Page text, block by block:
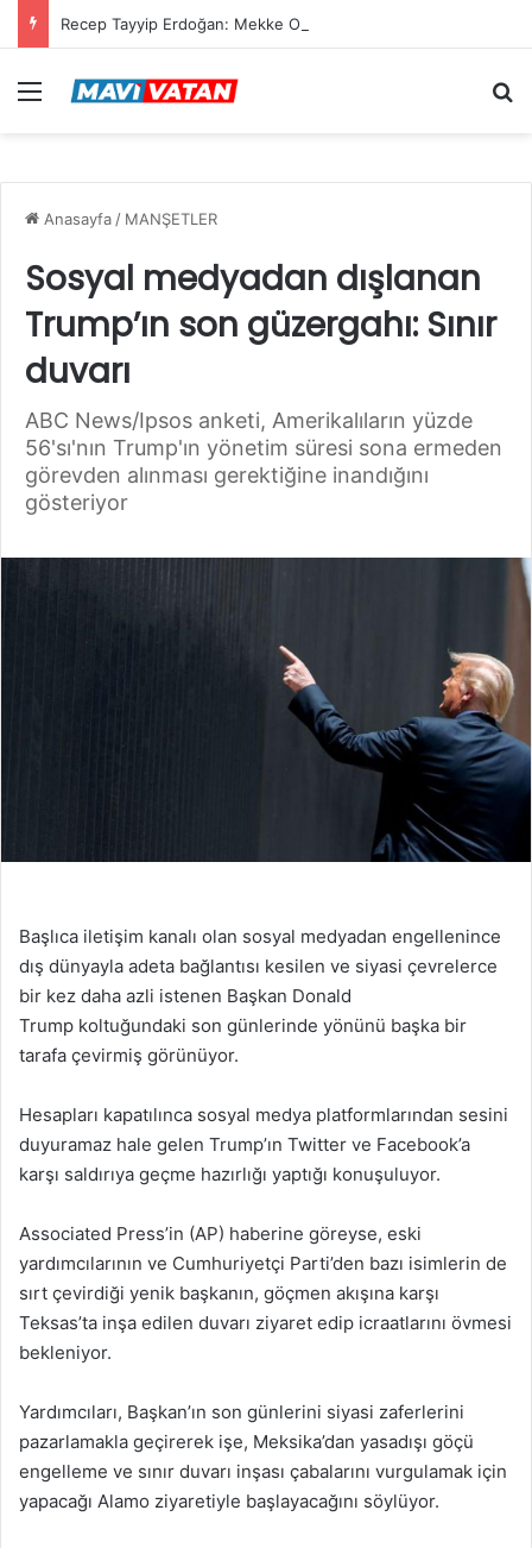
Menü
Anasayfa / MANŞETLER
Sosyal medyadan dışlanan
Trump’ın son güzergahı: Sınır
duvarı
ABC News/Ipsos anketi, Amerikalıların yüzde
56'sı'nın Trump'ın yönetim süresi sona ermeden
görevden alınması gerektiğine inandığını
gösteriyor
Başlıca iletişim kanalı olan sosyal medyadan engellenince
dış dünyayla adeta bağlantısı kesilen ve siyasi çevrelerce
bir kez daha azli istenen Başkan Donald
Trump koltuğundaki son günlerinde yönünü başka bir
tarafa çevirmiş görünüyor.
Hesapları kapatılınca sosyal medya platformlarından sesini
duyuramaz hale gelen Trump’ın Twitter ve Facebook’a
karşı saldırıya geçme hazırlığı yaptığı konuşuluyor.
Associated Press’in (AP) haberine göreyse, eski
yardımcılarının ve Cumhuriyetçi Parti’den bazı isimlerin de
sırt çevirdiği yenik başkanın, göçmen akışına karşı
Teksas’ta inşa edilen duvarı ziyaret edip icraatlarını övmesi
bekleniyor.
Yardımcıları, Başkan’ın son günlerini siyasi zaferlerini
pazarlamakla geçirerek işe, Meksika’dan yasadışı göçü
engelleme ve sınır duvarı inşası çabalarını vurgulamak için
yapacağı Alamo ziyaretiyle başlayacağını söylüyor.